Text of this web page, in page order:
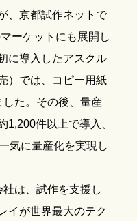
、京都試作ネットで
ーケットにも展開し
に導入したアスクル
）では、コピー用紙
た。その後、量産
1,200件以上で導入、
気に量産化を実現し
は、試作を支援し
イが世界最大のテク